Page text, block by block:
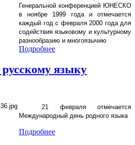
Генеральной конференцией ЮНЕСКО
в ноябре 1999 года и отмечается
каждый год с февраля 2000 года для
содействия языковому и культурному
разнообразию и многоязычию
Подробнее
языку
21 февраля отмечается
Международный день родного языка
Подробнее